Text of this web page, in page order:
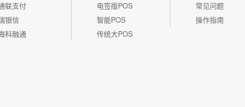
联支付
银信
科融通
电签版POS
智能POS
传统大POS
常见问题
操作指南